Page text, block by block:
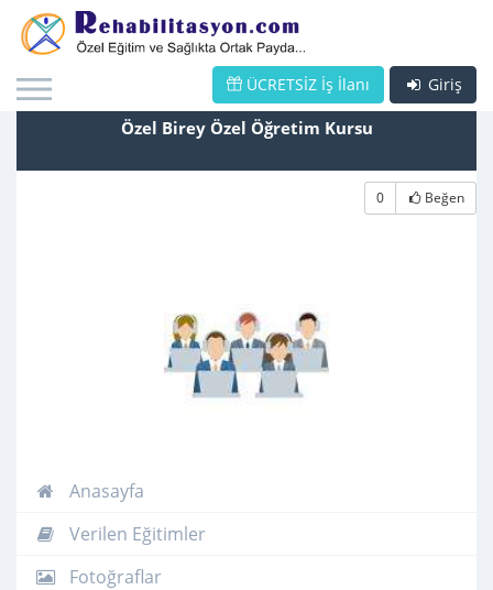
Giriş
ÜCRETSİZ İş İlanı
Özel Birey Özel Öğretim Kursu
0 Beğen
Anasayfa
Verilen Eğitimler
Fotoğraflar